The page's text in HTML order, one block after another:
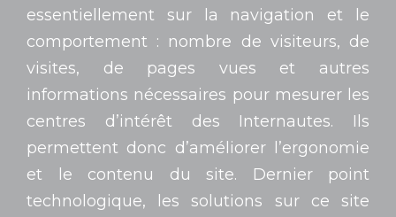
essentiellement sur la navigation et le
comportement : nombre de visiteurs, de
visites, de pages vues et autres
informations nécessaires pour mesurer les
centres d’intérêt des Internautes. Ils
permettent donc d’améliorer l’ergonomie
et le contenu du site. Dernier point
technologique, les solutions sur ce site